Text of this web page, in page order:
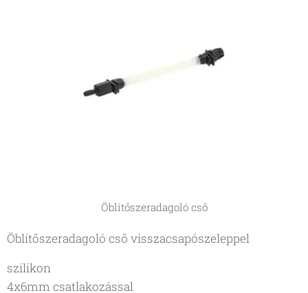
Öblítőszeradagoló cső
Öblítőszeradagoló cső visszacsapószeleppel
szilikon
4x6mm csatlakozással